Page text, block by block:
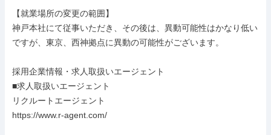
【就業場所の変更の範囲】
神戸本社にて従事いただき、その後は、異動可能性はかなり低い
ですが、東京、西神拠点に異動の可能性がございます。
採用企業情報・求人取扱いエージェント
■求人取扱いエージェント
リクルートエージェント
https://www.r-agent.com/